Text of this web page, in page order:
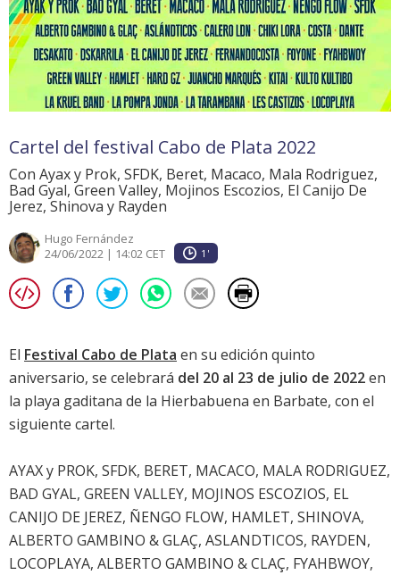
Cartel del festival Cabo de Plata 2022
Con Ayax y Prok, SFDK, Beret, Macaco, Mala Rodriguez,
Bad Gyal, Green Valley, Mojinos Escozios, El Canijo De
Jerez, Shinova y Rayden
Hugo Fernández
24/06/2022 | 14:02 CET
1'
El Festival Cabo de Plata en su edición quinto
aniversario, se celebrará del 20 al 23 de julio de 2022en
la playa gaditana de la Hierbabuena en Barbate, con el
siguiente cartel.
AYAX y PROK, SFDK, BERET, MACACO, MALA RODRIGUEZ,
BAD GYAL, GREEN VALLEY, MOJINOS ESCOZIOS, EL
CANIJO DE JEREZ, ÑENGO FLOW, HAMLET, SHINOVA,
ALBERTO GAMBINO & GLAÇ, ASLANDTICOS, RAYDEN,
LOCOPLAYA, ALBERTO GAMBINO & CLAÇ, FYAHBWOY,